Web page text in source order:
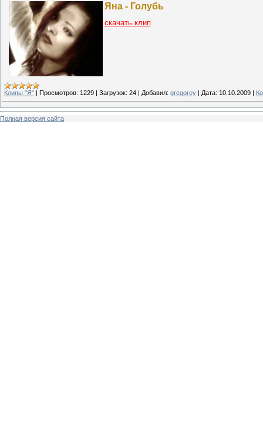
Яна - Голубь
скачать клип
Клипы "Я" | Просмотров: 1229 | Загрузок: 24 | Добавил: gregorey | Дата: 10.10.2009 |
Полная версия сайта